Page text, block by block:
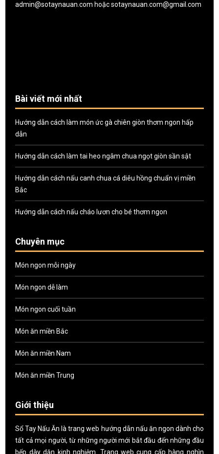
admin@sotaynauan.com hoặcsotaynauan.com@gmail.com
Bài viết mới nhất
Hướng dẫn cách làm món ức gà chiên giòn thơm ngon hấp
dẫn
Hướng dẫn cách làm tai heo ngâm chua ngọt giòn sần sật
Hướng dẫn cách nấu canh chua cá diêu hồng chuẩn vị miền
Bắc
Hướng dẫn cách nấu cháo lươn cho bé thơm ngon
Chuyên mục
Món ngon mỗi ngày
Món ngon dễ làm
Món ngon cuối tuần
Món ăn miền Bắc
Món ăn miền Nam
Món ăn miền Trung
Giới thiệu
Sổ Tay Nấu Ăn là trang web hướng dẫn nấu ăn ngon dành cho
tất cả mọi người, từ những người mới bắt đầu đến những đầu
bếp dày dặn kinh nghiệm. Trang web cung cấp hàng nghìn